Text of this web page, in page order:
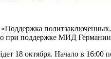
при поддержке МИД
18 октября. Начало в 16:00